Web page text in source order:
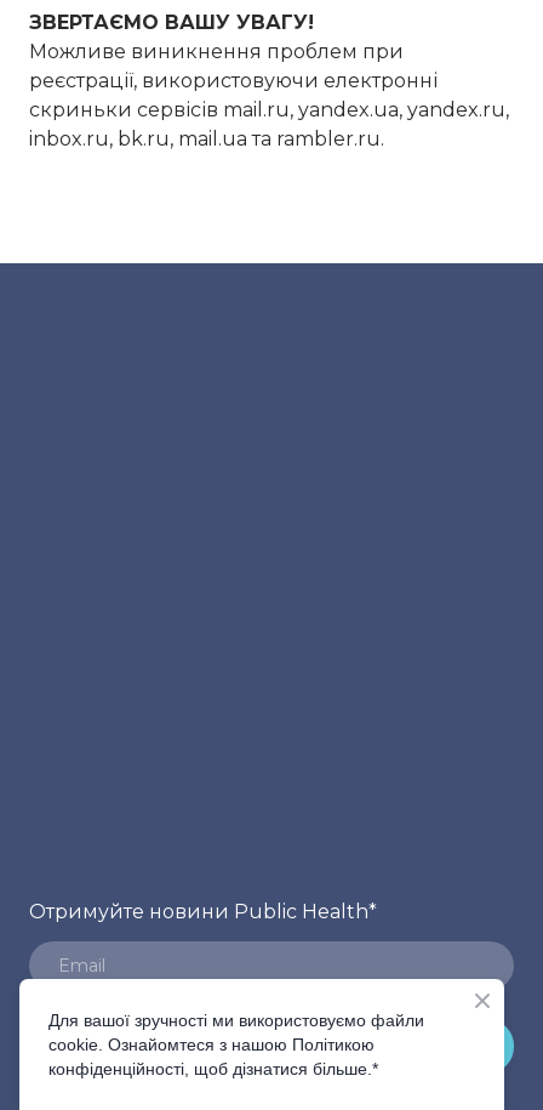
ЗВЕРТАЄМО ВАШУ УВАГУ!
Можливе виникнення проблем при
реєстрації, використовуючи електронні
скриньки сервісів mail.ru, yandex.ua, yandex.ru,
inbox.ru, bk.ru, mail.ua та rambler.ru.
Отримуйте новини Public Health*
ПІДПИСАТИСЬ
Для вашої зручності ми використовуємо файли
cookie. Ознайомтеся з нашою Політикою
конфіденційності, щоб дізнатися більше.*